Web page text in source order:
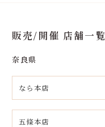
販売/開催 店舗一覧
奈良県
なら本店
五條本店